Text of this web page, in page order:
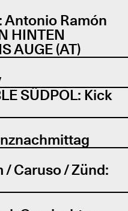
Antonio Ramón
HINTEN
AUGE (AT)
SÜDPOL: Kick
/ Caruso / Zünd: